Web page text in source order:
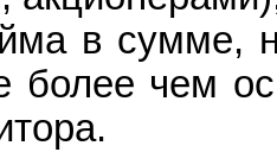
в
более чем